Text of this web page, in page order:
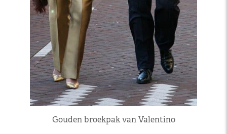
Gouden broekpak van Valentino